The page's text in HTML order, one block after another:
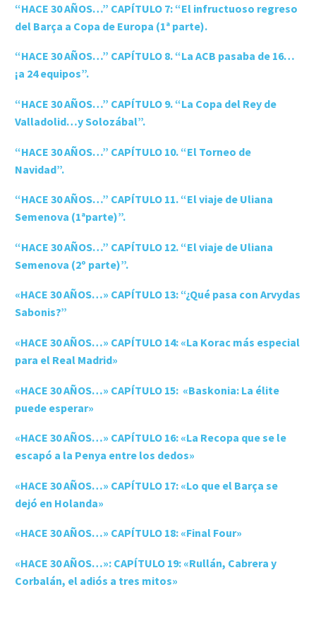
“HACE 30 AÑOS…” CAPÍTULO 7: “El infructuoso regreso
del Barça a Copa de Europa (1ª parte).
“HACE 30 AÑOS…” CAPÍTULO 8. “La ACB pasaba de 16…
¡a 24 equipos”.
“HACE 30 AÑOS…” CAPÍTULO 9. “La Copa del Rey de
Valladolid…y Solozábal”.
“HACE 30 AÑOS…” CAPÍTULO 10. “El Torneo de
Navidad”.
“HACE 30 AÑOS…” CAPÍTULO 11. “El viaje de Uliana
Semenova (1ªparte)”.
“HACE 30 AÑOS…” CAPÍTULO 12. “El viaje de Uliana
Semenova (2º parte)”.
«HACE 30 AÑOS…» CAPÍTULO 13: “¿Qué pasa con Arvydas
Sabonis?”
«HACE 30 AÑOS…» CAPÍTULO 14: «La Korac más especial
para el Real Madrid»
«HACE 30 AÑOS…» CAPÍTULO 15: «Baskonia: La élite
puede esperar»
«HACE 30 AÑOS…» CAPÍTULO 16: «La Recopa que se le
escapó a la Penya entre los dedos»
«HACE 30 AÑOS…» CAPÍTULO 17: «Lo que el Barça se
dejó en Holanda»
«HACE 30 AÑOS…» CAPÍTULO 18: «Final Four»
«HACE 30 AÑOS…»: CAPÍTULO 19: «Rullán, Cabrera y
Corbalán, el adiós a tres mitos»